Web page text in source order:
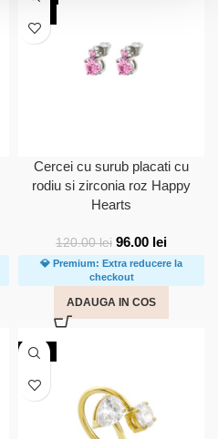
Cercei cu surub placati cu
rodiu si zirconia roz Happy
Hearts
120.00lei 96.00 lei
💎 Premium: Extra reducere la
checkout
ADAUGA IN COS
NOU